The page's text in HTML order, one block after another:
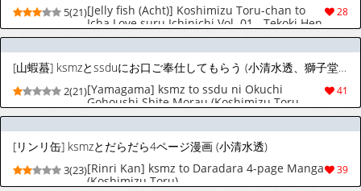
28
5(21)[Jelly fish (Acht)] Koshimizu Toru-chan to
Icha Love suru Ichinichi Vol. 01 - Tekoki Hen
(Koshimizu Toru)
[山蝦蟇] ksmzとssduにお口ご奉仕してもらう (小清水透、獅子堂あかり)
41
2(21)[Yamagama] ksmz to ssdu ni Okuchi
Gohoushi Shite Morau (Koshimizu Toru,
Shishido Akari)
[リンリ缶] ksmzとだらだら4ページ漫画 (小清水透)
39
3(23)[Rinri Kan] ksmz to Daradara 4-page Manga
(Koshimizu Toru)